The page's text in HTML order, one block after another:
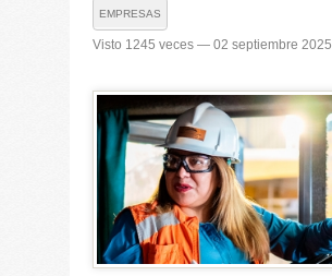
EMPRESAS
Visto 1245 veces — 02 septiembre 2025